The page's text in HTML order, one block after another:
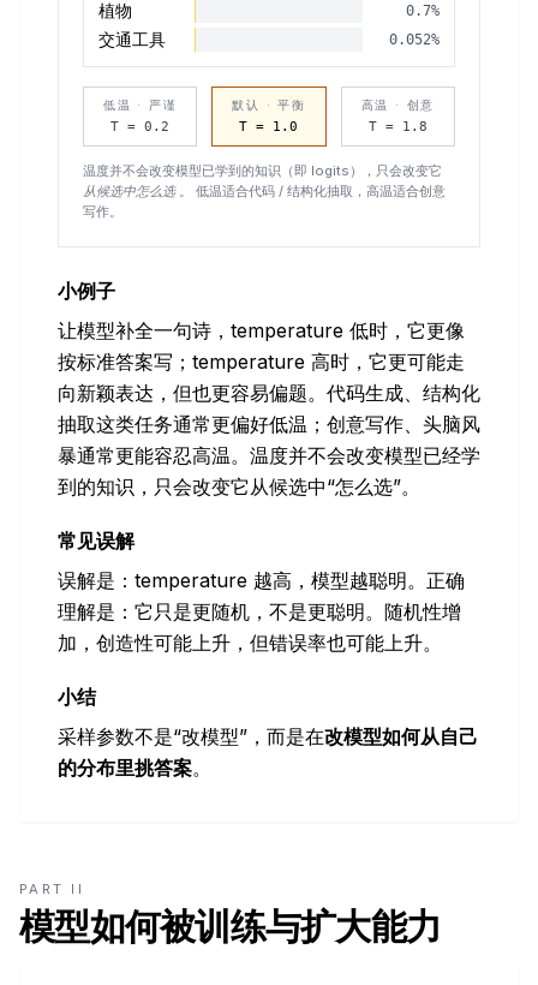
植物 0.7%
交通工具 0.052%
低温 · 严谨
T =0.2
默认 · 平衡
T = 1.0
高温 · 创意
T = 1.8
温度并不会改变模型已学到的知识（即 logits），只会改变它
从候选中怎么选 。 低温适合代码 / 结构化抽取，高温适合创意
写作。
小例子
让模型补全一句诗，temperature 低时，它更像
按标准答案写；temperature 高时，它更可能走
向新颖表达，但也更容易偏题。代码生成、结构化
抽取这类任务通常更偏好低温；创意写作、头脑风
暴通常更能容忍高温。温度并不会改变模型已经学
到的知识，只会改变它从候选中“怎么选”。
常见误解
误解是：temperature 越高，模型越聪明。正确
理解是：它只是更随机，不是更聪明。随机性增
加，创造性可能上升，但错误率也可能上升。
小结
采样参数不是“改模型”，而是在改模型如何从自己
的分布里挑答案。
PART II
模型如何被训练与扩大能力